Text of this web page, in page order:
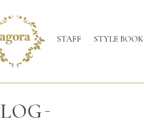
STAFF STYLE BOOK
BLOG